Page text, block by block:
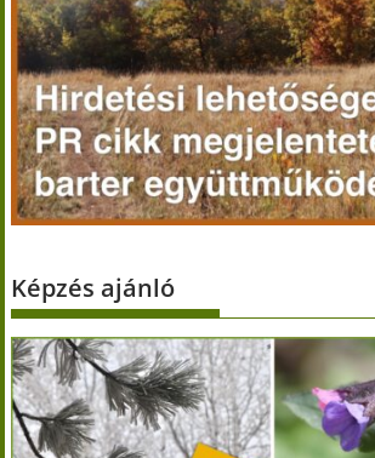
Képzés ajánló